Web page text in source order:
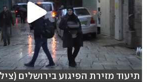
תיעוד מזירת הפיגוע בירושלים